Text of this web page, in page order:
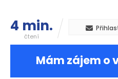
4 min.
čtení
Mám zájem o